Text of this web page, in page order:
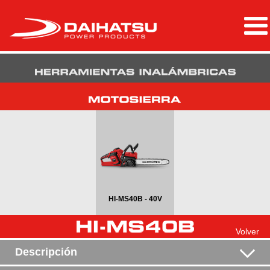
HI-MS40B - 40V
Volver
Descripción